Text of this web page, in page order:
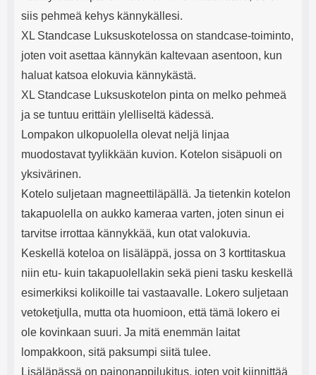
siis pehmeä kehys kännykällesi.
XL Standcase Luksuskotelossa on standcase-toiminto,
joten voit asettaa kännykän kaltevaan asentoon, kun
haluat katsoa elokuvia kännykästä.
XL Standcase Luksuskotelon pinta on melko pehmeä
ja se tuntuu erittäin ylelliseltä kädessä.
Lompakon ulkopuolella olevat neljä linjaa
muodostavat tyylikkään kuvion. Kotelon sisäpuoli on
yksivärinen.
Kotelo suljetaan magneettiläpällä. Ja tietenkin kotelon
takapuolella on aukko kameraa varten, joten sinun ei
tarvitse irrottaa kännykkää, kun otat valokuvia.
Keskellä koteloa on lisäläppä, jossa on 3 korttitaskua
niin etu- kuin takapuolellakin sekä pieni tasku keskellä
esimerkiksi kolikoille tai vastaavalle. Lokero suljetaan
vetoketjulla, mutta ota huomioon, että tämä lokero ei
ole kovinkaan suuri. Ja mitä enemmän laitat
lompakkoon, sitä paksumpi siitä tulee.
Lisäläpässä on painonappilukitus, joten voit kiinnittää